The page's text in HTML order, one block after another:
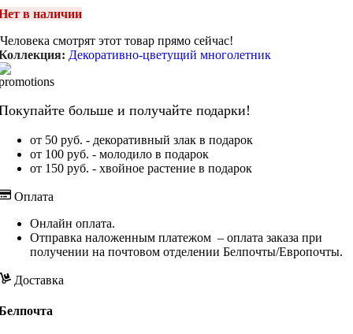
в наличии
Человека смотрят этот товар прямо сейчас!
Декоративно-цветущий многолетник
больше и получайте подарки!
от 50 руб. - декоративный злак в подарок
от 100 руб. - молодило в подарок
от 150 руб. - хвойное растение в подарок
Оплата
Онлайн оплата.
Отправка наложенным платежом – оплата заказа при
получении на почтовом отделении Белпочты/Европочты.
Доставка